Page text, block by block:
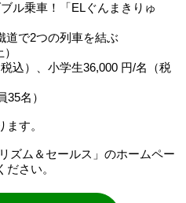
ル乗車！「ELぐんまきりゅ
道で2つの列車を結ぶ
込）、小学生36,000 円/名（税
名）
す。
ズム＆セールス」のホームペー
さい。